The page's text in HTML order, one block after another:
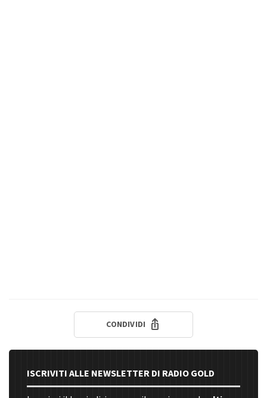
CONDIVIDI
ISCRIVITI ALLE NEWSLETTER DI RADIO GOLD